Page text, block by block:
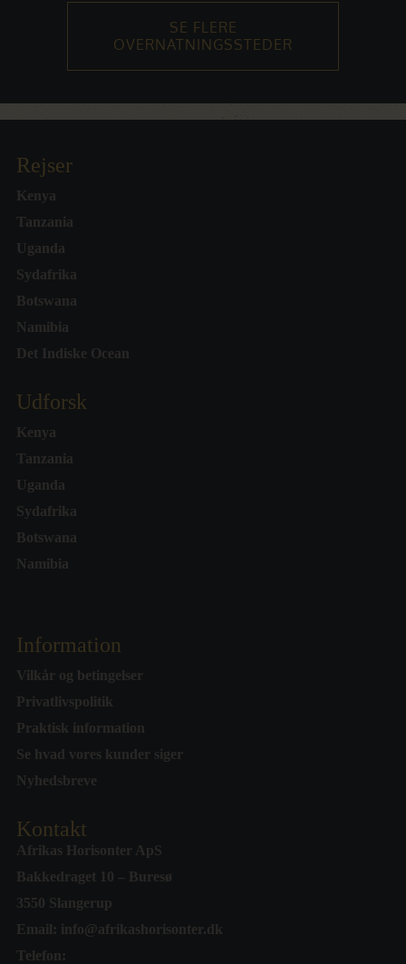
SE FLERE
OVERNATNINGSSTEDER
Rejser
Kenya
Tanzania
Uganda
Sydafrika
Botswana
Namibia
Det Indiske Ocean
Udforsk
Kenya
Tanzania
Uganda
Sydafrika
Botswana
Namibia
Information
Vilkår og betingelser
Privatlivspolitik
Praktisk information
Se hvad vores kunder siger
Nyhedsbreve
Kontakt
Afrikas Horisonter ApS
Bakkedraget 10 – Buresø
3550 Slangerup
Email: info@afrikashorisonter.dk
Telefon: